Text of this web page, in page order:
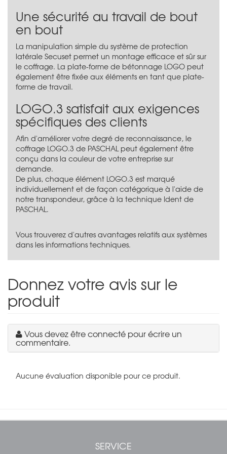
Une sécurité au travail de bout
en bout
La manipulation simple du système de protection
latérale Secuset permet un montage efficace et sûr sur
le coffrage. La plate-forme de bétonnage LOGO peut
également être fixée aux éléments en tant que plate-
forme de travail.
LOGO.3 satisfait aux exigences
spécifiques des clients
Afin d'améliorer votre degré de reconnaissance, le
coffrage LOGO.3 de PASCHAL peut également être
conçu dans la couleur de votre entreprise sur
demande.
De plus, chaque élément LOGO.3 est marqué
individuellement et de façon catégorique à l'aide de
notre transpondeur, grâce à la technique Ident de
PASCHAL.
Vous trouverez d'autres avantages relatifs aux systèmes
dans les informations techniques.
Donnez votre avis sur le
produit
Vous devez être connecté pour écrire un
commentaire.
Aucune évaluation disponible pour ce produit.
SERVICE